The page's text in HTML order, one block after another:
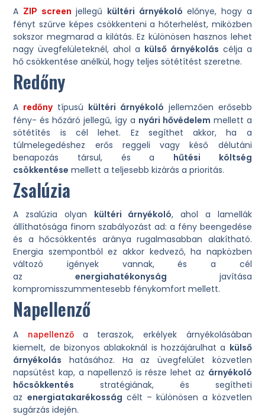
A ZIP screen jellegű kültéri árnyékoló előnye, hogy a
fényt szűrve képes csökkenteni a hőterhelést, miközben
sokszor megmarad a kilátás. Ez különösen hasznos lehet
nagy üvegfelületeknél, ahol a külső árnyékolás célja a
hő csökkentése anélkül, hogy teljes sötétítést szeretne.
Redőny
A redőny típusú kültéri árnyékoló jellemzően erősebb
fény- és hőzáró jellegű, így a nyári hővédelem mellett a
sötétítés is cél lehet. Ez segíthet akkor, ha a
túlmelegedéshez erős reggeli vagy késő délutáni
benapozás társul, és a hűtési költség
csökkentése mellett a teljesebb kizárás a prioritás.
Zsalúzia
A zsalúzia olyan kültéri árnyékoló, ahol a lamellák
állíthatósága finom szabályozást ad: a fény beengedése
és a hőcsökkentés aránya rugalmasabban alakítható.
Energia szempontból ez akkor kedvező, ha napközben
változó igények vannak, és a cél
az energiahatékonyság javítása
kompromisszummentesebb fénykomfort mellett.
Napellenző
A napellenző
a teraszok, erkélyek árnyékolásában
kiemelt, de bizonyos ablakoknál is hozzájárulhat a külső
árnyékolás hatásához. Ha az üvegfelület közvetlen
napsütést kap, a napellenző is része lehet az árnyékoló
hőcsökkentés stratégiának, és segítheti
az energiatakarékosság célt – különösen a közvetlen
sugárzás idején.